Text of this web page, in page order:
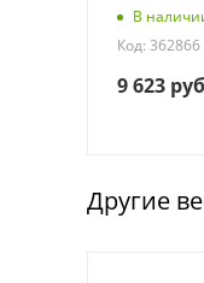
В
Код: 362866
9 623
Другие